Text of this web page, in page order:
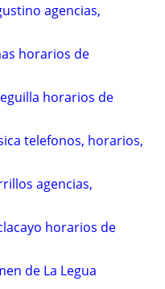
agencias,
horarios de
horarios de
telefonos, horarios,
agencias,
horarios de
de La Legua